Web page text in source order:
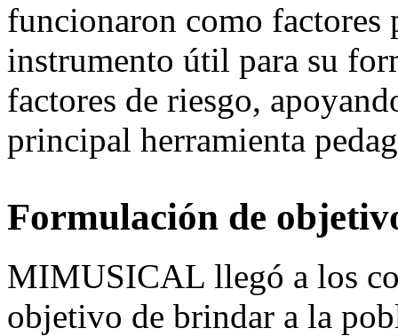
funcionaron como factores
instrumento útil para su
factores de riesgo,
principal herramienta
Formulación de
MIMUSICAL llegó a los
objetivo de brindar a la